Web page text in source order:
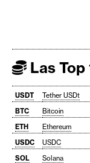
Las
USDT Tether USDt
BTC
Bitcoin
ETH
Ethereum
USDC
USDC
SOL
Solana